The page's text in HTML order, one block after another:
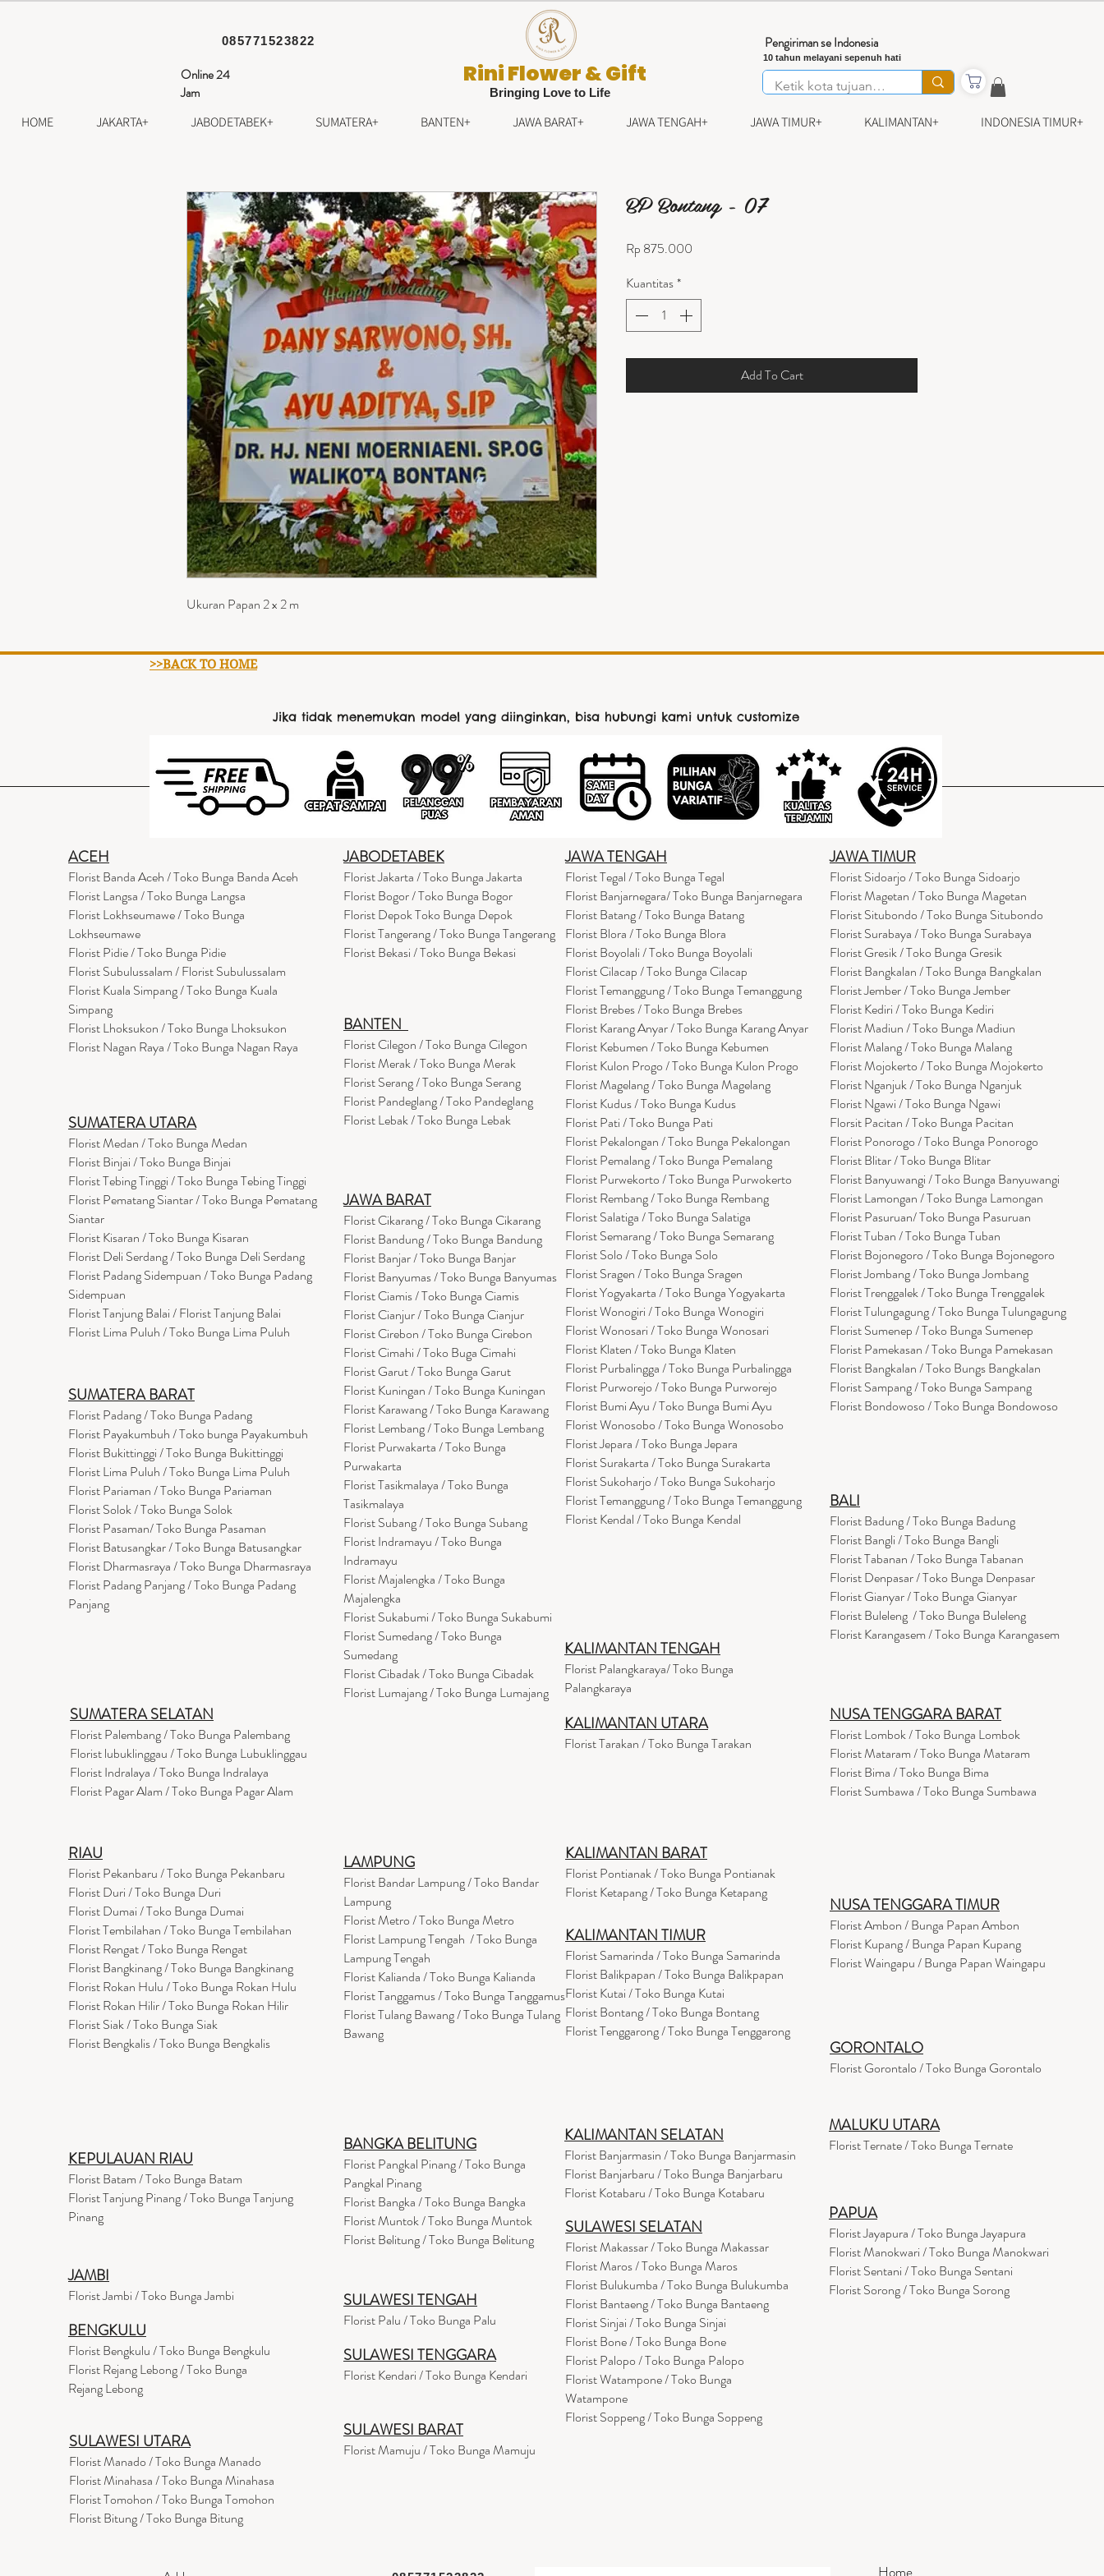
085771523822
Online 24
Jam
Rini Flower & Gift
Bringing Love to Life
10 tahun melayani sepenuh hati
Pengiriman se Indonesia
HOME JAKARTA+ JABODETABEK+ SUMATERA+ BANTEN+ JAWA BARAT+ JAWA TENGAH+ JAWA TIMUR+ KALIMANTAN+ INDONESIA TIMUR+
Ukuran Papan 2 x 2 m
BP Bontang - 07
Rp 875.000
Kuantitas*
Add To Cart
>>BACK TO HOME
Jika tidak menemukan model yang diinginkan, bisa hubungi kami untuk customize
ACEH
Florist Banda Aceh / Toko Bunga Banda Aceh
Florist Langsa / Toko Bunga Langsa
Florist Lokhseumawe / Toko Bunga
Lokhseumawe
Florist Pidie / Toko Bunga Pidie
Florist Subulussalam / Florist Subulussalam
Florist Kuala Simpang / Toko Bunga Kuala
Simpang
Florist Lhoksukon / Toko Bunga Lhoksukon
Florist Nagan Raya / Toko Bunga Nagan Raya
SUMATERA UTARA
Florist Medan / Toko Bunga Medan
Florist Binjai / Toko Bunga Binjai
Florist Tebing Tinggi / Toko Bunga Tebing Tinggi
Florist Pematang Siantar / Toko Bunga Pematang
Siantar
Florist Kisaran / Toko Bunga Kisaran
Florist Deli Serdang / Toko Bunga Deli Serdang
Florist Padang Sidempuan / Toko Bunga Padang
Sidempuan
Florist Tanjung Balai / Florist Tanjung Balai
Florist Lima Puluh / Toko Bunga Lima Puluh
SUMATERA BARAT
Florist Padang / Toko Bunga Padang
Florist Payakumbuh / Toko bunga Payakumbuh
Florist Bukittinggi / Toko Bunga Bukittinggi
Florist Lima Puluh / Toko Bunga Lima Puluh
Florist Pariaman / Toko Bunga Pariaman
Florist Solok / Toko Bunga Solok
Florist Pasaman/ Toko Bunga Pasaman
Florist Batusangkar / Toko Bunga Batusangkar
Florist Dharmasraya / Toko Bunga Dharmasraya
Florist Padang Panjang / Toko Bunga Padang
Panjang
SUMATERA SELATAN
Florist Palembang / Toko Bunga Palembang
Florist lubuklinggau / Toko Bunga Lubuklinggau
Florist Indralaya / Toko Bunga Indralaya
Florist Pagar Alam / Toko Bunga Pagar Alam
JABODETABEK
Florist Jakarta / Toko Bunga Jakarta
Florist Bogor / Toko Bunga Bogor
Florist Depok Toko Bunga Depok
Florist Tangerang / Toko Bunga Tangerang
Florist Bekasi / Toko Bunga Bekasi
BANTEN
Florist Cilegon / Toko Bunga Cilegon
Florist Merak / Toko Bunga Merak
Florist Serang / Toko Bunga Serang
Florist Pandeglang / Toko Pandeglang
Florist Lebak / Toko Bunga Lebak
JAWA BARAT
Florist Cikarang/ Toko Bunga Cikarang
Florist Bandung / Toko Bunga Bandung
Florist Banjar / Toko Bunga Banjar
Florist Banyumas / Toko Bunga Banyumas
Florist Ciamis / Toko Bunga Ciamis
Florist Cianjur / Toko Bunga Cianjur
Florist Cirebon / Toko Bunga Cirebon
Florist Cimahi / Toko Buga Cimahi
Florist Garut / Toko Bunga Garut
Florist Kuningan / Toko Bunga Kuningan
Florist Karawang / Toko Bunga Karawang
Florist Lembang / Toko Bunga Lembang
Florist Purwakarta / Toko Bunga
Purwakarta
Florist Tasikmalaya / Toko Bunga
Tasikmalaya
Florist Subang / Toko Bunga Subang
Florist Indramayu / Toko Bunga
Indramayu
Florist Majalengka / Toko Bunga
Majalengka
Florist Sukabumi / Toko Bunga Sukabumi
Florist Sumedang / Toko Bunga
Sumedang
Florist Cibadak / Toko Bunga Cibadak
Florist Lumajang / Toko Bunga Lumajang
JAWA TENGAH
Florist Tegal / Toko Bunga Tegal
Florist Banjarnegara/ Toko Bunga Banjarnegara
Florist Batang / Toko Bunga Batang
Florist Blora / Toko Bunga Blora
Florist Boyolali / Toko Bunga Boyolali
Florist Cilacap / Toko Bunga Cilacap
Florist Temanggung / Toko Bunga Temanggung
Florist Brebes / Toko Bunga Brebes
Florist Karang Anyar / Toko Bunga Karang Anyar
Florist Kebumen / Toko Bunga Kebumen
Florist Kulon Progo / Toko Bunga Kulon Progo
Florist Magelang / Toko Bunga Magelang
Florist Kudus / Toko Bunga Kudus
Florist Pati / Toko Bunga Pati
Florist Pekalongan / Toko Bunga Pekalongan
Florist Pemalang / Toko Bunga Pemalang
Florist Purwekorto / Toko Bunga Purwokerto
Florist Rembang / Toko Bunga Rembang
Florist Salatiga / Toko Bunga Salatiga
Florist Semarang / Toko Bunga Semarang
Florist Solo / Toko Bunga Solo
Florist Sragen / Toko Bunga Sragen
Florist Yogyakarta / Toko Bunga Yogyakarta
Florist Wonogiri / Toko Bunga Wonogiri
Florist Wonosari / Toko Bunga Wonosari
Florist Klaten / Toko Bunga Klaten
Florist Purbalingga / Toko Bunga Purbalingga
Florist Purworejo / Toko Bunga Purworejo
Florist Bumi Ayu / Toko Bunga Bumi Ayu
Florist Wonosobo / Toko Bunga Wonosobo
Florist Jepara / Toko Bunga Jepara
Florist Surakarta / Toko Bunga Surakarta
Florist Sukoharjo / Toko Bunga Sukoharjo
Florist Temanggung / Toko Bunga Temanggung
Florist Kendal / Toko Bunga Kendal
KALIMANTAN TENGAH
Florist Palangkaraya/ Toko Bunga
Palangkaraya
KALIMANTAN UTARA
Florist Tarakan / Toko Bunga Tarakan
JAWA TIMUR
Florist Sidoarjo / Toko Bunga Sidoarjo
Florist Magetan / Toko Bunga Magetan
Florist Situbondo / Toko Bunga Situbondo
Florist Surabaya / Toko Bunga Surabaya
Florist Gresik / Toko Bunga Gresik
FloristBangkalan / Toko Bunga Bangkalan
Florist Jember / Toko Bunga Jember
Florist Kediri / Toko Bunga Kediri
Florist Madiun / Toko Bunga Madiun
Florist Malang / Toko Bunga Malang
Florist Mojokerto / Toko Bunga Mojokerto
Florist Nganjuk / Toko Bunga Nganjuk
Florist Ngawi /Toko Bunga Ngawi
Florsit Pacitan / Toko Bunga Pacitan
Florist Ponorogo / Toko Bunga Ponorogo
Florist Blitar / Toko Bunga Blitar
Florist Banyuwangi / Toko Bunga Banyuwangi
Florist Lamongan / Toko Bunga Lamongan
Florist Pasuruan/ Toko Bunga Pasuruan
Florist Tuban / Toko Bunga Tuban
Florist Bojonegoro / Toko Bunga Bojonegoro
Florist Jombang / Toko Bunga Jombang
Florist Trenggalek / Toko Bunga Trenggalek
Florist Tulungagung / Toko Bunga Tulungagung
Florist Sumenep / Toko Bunga Sumenep
Florist Pamekasan / Toko Bunga Pamekasan
Florist Bangkalan / Toko Bungs Bangkalan
Florist Sampang / Toko Bunga Sampang
Florist Bondowoso / Toko Bunga Bondowoso
BALI
Florist Badung / Toko Bunga Badung
Florist Bangli / Toko Bunga Bangli
FloristTabanan/ Toko Bunga Tabanan
Florist Denpasar / Toko Bunga Denpasar
Florist Gianyar / Toko Bunga Gianyar
Florist Buleleng / Toko Bunga Buleleng
Florist Karangasem / Toko Bunga Karangasem
NUSA TENGGARA BARAT
Florist Lombok / Toko Bunga Lombok
FloristMataram/ Toko Bunga Mataram
Florist Bima / Toko Bunga Bima
Florist Sumbawa / Toko Bunga Sumbawa
RIAU
Florist Pekanbaru / Toko Bunga Pekanbaru
Florist Duri / Toko Bunga Duri
Florist Dumai / Toko Bunga Dumai
Florist Tembilahan / Toko Bunga Tembilahan
Florist Rengat / Toko Bunga Rengat
Florist Bangkinang / Toko Bunga Bangkinang
Florist Rokan Hulu / Toko Bunga Rokan Hulu
Florist Rokan Hilir / Toko Bunga Rokan Hilir
Florist Siak / Toko Bunga Siak
Florist Bengkalis / Toko Bunga Bengkalis
LAMPUNG
Florist Bandar Lampung / Toko Bandar
Lampung
Florist Metro / Toko Bunga Metro
Florist Lampung Tengah / Toko Bunga
Lampung Tengah
Florist Kalianda / Toko Bunga Kalianda
Florist Tanggamus / Toko Bunga Tanggamus
Florist Tulang Bawang / Toko Bunga Tulang
Bawang
KALIMANTAN BARAT
Florist Pontianak / Toko Bunga Pontianak
Florist Ketapang / Toko Bunga Ketapang
KALIMANTAN TIMUR
Florist Samarinda / Toko Bunga Samarinda
Florist Balikpapan / Toko Bunga Balikpapan
Florist Kutai / Toko Bunga Kutai
Florist Bontang / Toko Bunga Bontang
Florist Tenggarong / Toko Bunga Tenggarong
NUSA TENGGARA TIMUR
Florist Ambon / Bunga Papan Ambon
Florist Kupang / Bunga Papan Kupang
Florist Waingapu / Bunga Papan Waingapu
GORONTALO
Florist Gorontalo / Toko Bunga Gorontalo
KEPULAUAN RIAU
Florist Batam / Toko Bunga Batam
Florist Tanjung Pinang / Toko Bunga Tanjung
Pinang
JAMBI
Florist Jambi / Toko Bunga Jambi
BENGKULU
Florist Bengkulu / Toko Bunga Bengkulu
Florist Rejang Lebong / Toko Bunga
Rejang Lebong
SULAWESI UTARA
Florist Manado / Toko Bunga Manado
Florist Minahasa / Toko Bunga Minahasa
Florist Tomohon / Toko Bunga Tomohon
Florist Bitung / Toko Bunga Bitung
KALIMANTAN SELATAN
Florist Banjarmasin/ Toko Bunga Banjarmasin
Florist Banjarbaru / Toko Bunga Banjarbaru
Florist Kotabaru / Toko Bunga Kotabaru
BANGKA BELITUNG
Florist Pangkal Pinang / Toko Bunga
Pangkal Pinang
Florist Bangka / Toko Bunga Bangka
Florist Muntok / Toko Bunga Muntok
Florist Belitung / Toko Bunga Belitung
SULAWESI TENGAH
Florist Palu / Toko Bunga Palu
SULAWESI TENGGARA
Florist Kendari / Toko Bunga Kendari
SULAWESI SELATAN
Florist Makassar / Toko Bunga Makassar
Florist Maros / Toko Bunga Maros
Florist Bulukumba / Toko Bunga Bulukumba
Florist Bantaeng / Toko Bunga Bantaeng
Florist Sinjai / Toko Bunga Sinjai
Florist Bone / Toko Bunga Bone
Florist Palopo / Toko Bunga Palopo
Florist Watampone / Toko Bunga
Watampone
Florist Soppeng / Toko Bunga Soppeng
SULAWESI BARAT
Florist Mamuju / Toko Bunga Mamuju
MALUKU UTARA
Florist Ternate / Toko Bunga Ternate
PAPUA
Florist Jayapura / Toko Bunga Jayapura
Florist Manokwari / Toko Bunga Manokwari
Florist Sentani / Toko Bunga Sentani
Florist Sorong / Toko Bunga Sorong
Home